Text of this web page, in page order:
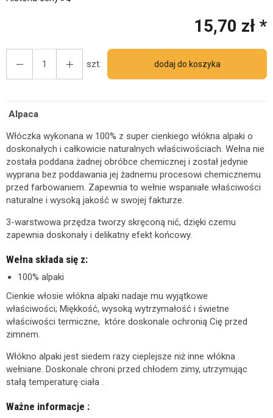
15,70 zł *
szt. dodaj do koszyka
Alpaca
Włóczka wykonana w 100% z super cienkiego włókna alpaki o
doskonałych i całkowicie naturalnych właściwościach. Wełna nie
została poddana żadnej obróbce chemicznej i został jedynie
wyprana bez poddawania jej żadnemu procesowi chemicznemu
przed farbowaniem. Zapewnia to wełnie wspaniałe właściwości
naturalne i wysoką jakość w swojej fakturze.
3-warstwowa przędza tworzy skręconą nić, dzięki czemu
zapewnia doskonały i delikatny efekt końcowy.
Wełna składa się z:
100% alpaki
Cienkie włosie włókna alpaki nadaje mu wyjątkowe
właściwości; Miękkość, wysoką wytrzymałość i świetne
właściwości termiczne, które doskonale ochronią Cię przed
zimnem.
Włókno alpaki jest siedem razy cieplejsze niż inne włókna
wełniane. Doskonale chroni przed chłodem zimy, utrzymując
stałą temperaturę ciała .
Ważne informacje :